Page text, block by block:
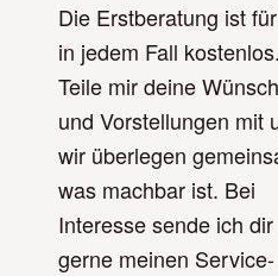
Die Erstberatung ist
in jedem Fall kostenlos.
Teile mir deine
und Vorstellungen mit
wir überlegen
was machbar ist. Bei
Interesse sende ich dir
gerne meinen Service-